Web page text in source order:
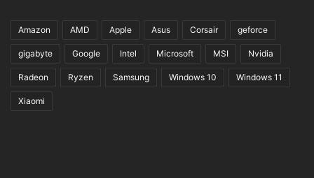
Amazon AMD Apple Asus Corsair geforce
gigabyte Google Intel Microsoft MSI Nvidia
Radeon Ryzen Samsung Windows 10 Windows 11
Xiaomi